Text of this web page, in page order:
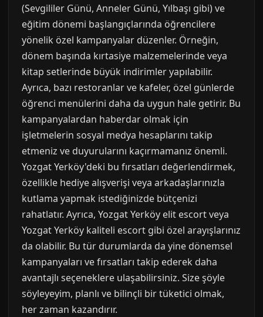
(Sevgililer Günü, Anneler Günü, Yılbaşı gibi) ve
eğitim dönemi başlangıçlarında öğrencilere
yönelik özel kampanyalar düzenler. Örneğin,
dönem başında kırtasiye malzemelerinde veya
kitap setlerinde büyük indirimler yapılabilir.
Ayrıca, bazı restoranlar ve kafeler, özel günlerde
öğrenci menülerini daha da uygun hale getirir. Bu
kampanyalardan haberdar olmak için
işletmelerin sosyal medya hesaplarını takip
etmeniz ve duyurularını kaçırmamanız önemli.
Yozgat Yerköy'deki bu fırsatları değerlendirmek,
özellikle hediye alışverişi veya arkadaşlarınızla
kutlama yapmak istediğinizde bütçenizi
rahatlatır. Ayrıca, Yozgat Yerköy elit escort veya
Yozgat Yerköy kaliteli escort gibi özel arayışlarınız
da olabilir. Bu tür durumlarda da yine dönemsel
kampanyaları ve fırsatları takip ederek daha
avantajlı seçeneklere ulaşabilirsiniz. Size şöyle
söyleyeyim, planlı ve bilinçli bir tüketici olmak,
her zaman kazandırır.